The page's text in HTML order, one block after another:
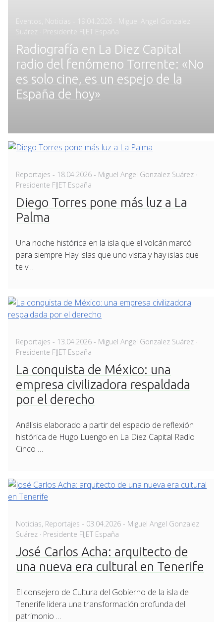
Eventos Noticias - Posted
on
19.04.2026 - Miguel Angel Gonzalez
Suárez · Presidente FIJET España
Radiografía en La Diez Capital
radio del fenómeno Torrente: «No
es solo cine, es un espejo de la
España de hoy»
Reportajes - Posted
on
18.04.2026 - Miguel Angel Gonzalez Suárez ·
Presidente FIJET España
Diego Torres pone más luz a La
Palma
Una noche histórica en la isla que el volcán marcó
para siempre Hay islas que uno visita y hay islas que
te v…
Reportajes - Posted
on
13.04.2026 - Miguel Angel Gonzalez Suárez ·
Presidente FIJET España
La conquista de México: una
empresa civilizadora respaldada
por el derecho
Análisis elaborado a partir del espacio de reflexión
histórica de Hugo Luengo en La Diez Capital Radio
Cinco …
Noticias, Reportajes - Posted
on
03.04.2026 - Miguel Angel Gonzalez
Suárez · Presidente FIJET España
José Carlos Acha: arquitecto de
una nueva era cultural en Tenerife
El consejero de Cultura del Gobierno de la isla de
Tenerife lidera una transformación profunda del
patrimonio …